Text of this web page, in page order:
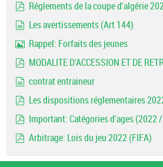
Réglements de la coupe d'algérie
Les avertissements (Art 144)
Rappel: Forfaits des jeunes
MODALITE D'ACCESSION ET DE
contrat entraineur
Les dispositions réglementaires
Important: Catégories d'ages (2022
Arbitrage: Lois du jeu 2022 (FIFA)